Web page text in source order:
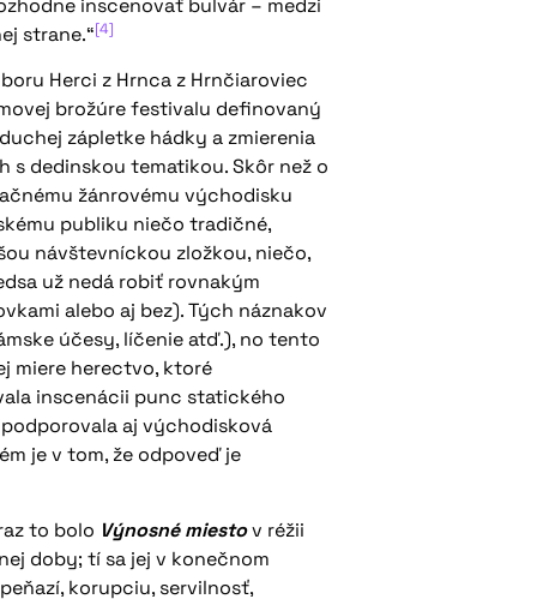
inscenovať bulvár – medzi
strane.“[4]
Herci z Hrnca z Hrnčiaroviec
brožúre festivalu definovaný
zápletke hádky a zmierenia
dedinskou tematikou. Skôr než o
žánrovému východisku
publiku niečo tradičné,
návštevníckou zložkou, niečo,
už nedá robiť rovnakým
alebo aj bez). Tých náznakov
účesy, líčenie atď.), no tento
miere herectvo, ktoré
inscenácii punc statického
aj východisková
je v tom, že odpoveď je
to bolo Výnosné miestov réžii
doby; tí sa jej v konečnom
korupciu, servilnosť,